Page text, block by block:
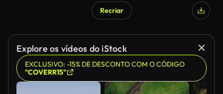
Recriar
Explore os vídeos do iStock
EXCLUSIVO: -15% DE DESCONTO COM O CÓDIGO
"COVERR15"